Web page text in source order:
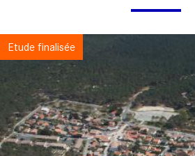
Etude finalisée